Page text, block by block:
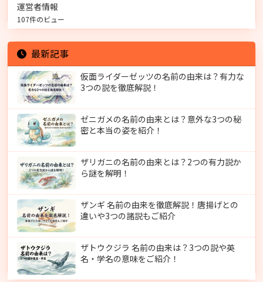
運営者情報
107件のビュー
最新記事
仮面ライダーゼッツの名前の由来は？有力な
3つの説を徹底解説！
ゼニガメの名前の由来とは？意外な3つの秘
密と本当の姿を紹介！
ザリガニの名前の由来とは？2つの有力説か
ら謎を解明！
ザンギ 名前の由来を徹底解説！唐揚げとの
違いや3つの諸説もご紹介
ザトウクジラ 名前の由来は？3つの説や英
名・学名の意味をご紹介！